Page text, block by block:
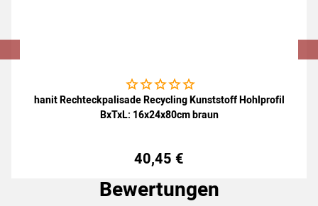
Noch keine Bewertungen abgegeben
hanit Rechteckpalisade Recycling Kunststoff Hohlprofil
BxTxL: 16x24x80cm braun
40,45 €
Bewertungen